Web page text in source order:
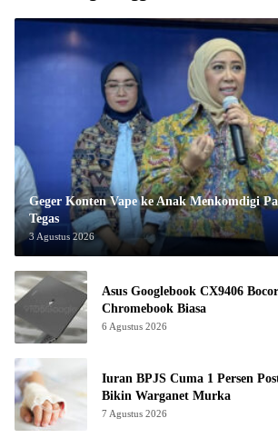
Geger Konten Vape ke Anak Menkomdigi
Tegas
3 Agustus 2026
Asus Googlebook CX9406
Chromebook Biasa
6 Agustus 2026
Iuran BPJS Cuma 1 Persen
Bikin Warganet Murka
7 Agustus 2026